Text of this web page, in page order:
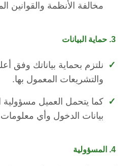
مخالفة الأنظمة والقوانين
3. حماية البيانات
نلتزم بحماية بياناتك وفق
والتشريعات المعمول بها.
كما يتحمل العميل
بيانات الدخول وأي
4. المسؤولية